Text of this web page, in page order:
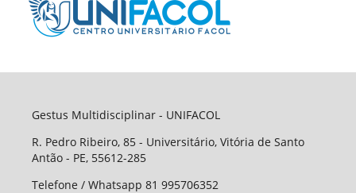
Gestus Multidisciplinar - UNIFACOL
R. Pedro Ribeiro, 85 - Universitário, Vitória de Santo
Antão - PE, 55612-285
Telefone / Whatsapp 81 995706352